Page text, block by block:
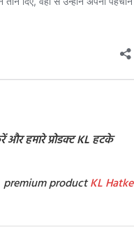
और हमारे प्रोडक्ट KL हटके
productKL Hatke